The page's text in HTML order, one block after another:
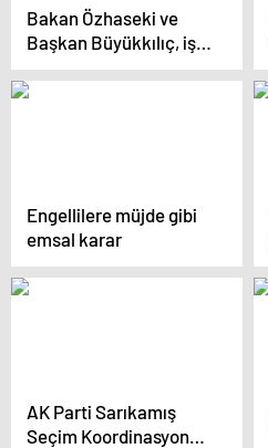
Bakan Özhaseki ve
Başkan Büyükkılıç, iş
insanlarıyla buluştu
Engellilere müjde gibi
emsal karar
AK Parti Sarıkamış
Seçim Koordinasyon